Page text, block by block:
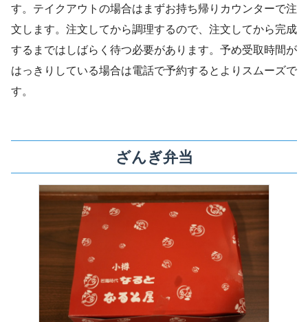
す。テイクアウトの場合はまずお持ち帰りカウンターで注
文します。注文してから調理するので、注文してから完成
するまではしばらく待つ必要があります。予め受取時間が
はっきりしている場合は電話で予約するとよりスムーズで
す。
ざんぎ弁当